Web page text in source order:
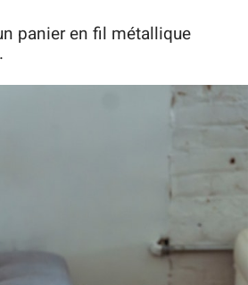
panier en fil métallique